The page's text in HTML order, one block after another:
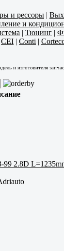
и рессоры |
и
| Тюнинг |
CEI | Conti |
и изготовителя
99 2.8D